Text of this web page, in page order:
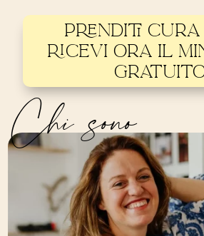
PRENDITI
RICEVI ORA IL
Chi sono